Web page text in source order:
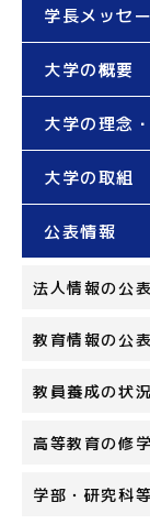
学長メッセ
大学の概要
大学の理念
大学の取組
公表情報
法人情報の公表
教育情報の公表
教員養成の状
高等教育の修
学部・研究科